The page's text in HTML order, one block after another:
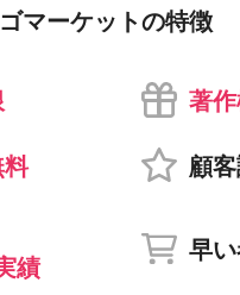
マーケットの特徴
著
顧
績
早